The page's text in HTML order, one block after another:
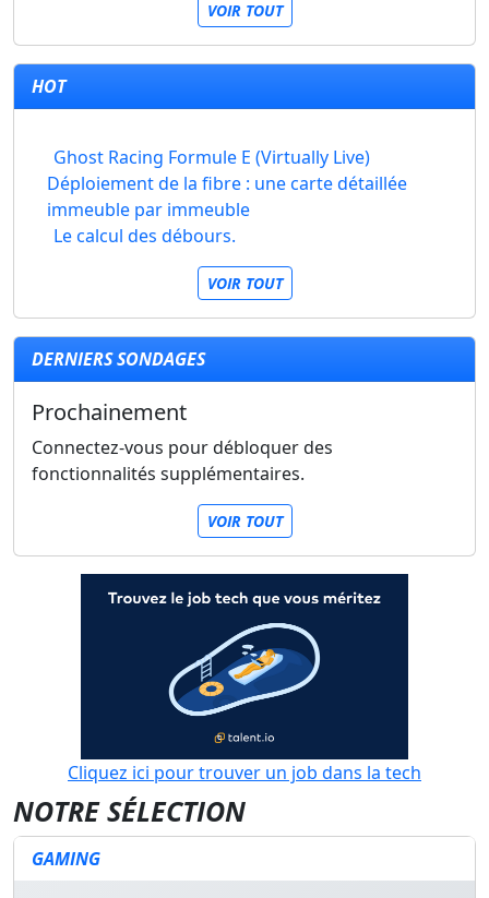
VOIR TOUT
HOT
Ghost Racing Formule E (Virtually Live)
Déploiement de la fibre : une carte détaillée
immeuble par immeuble
Le calcul des débours.
VOIR TOUT
DERNIERS SONDAGES
Prochainement
Connectez-vous pour débloquer des
fonctionnalités supplémentaires.
VOIR TOUT
Cliquez ici pour trouver un job dans la tech
NOTRE SÉLECTION
GAMING